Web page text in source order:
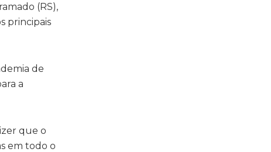
(RS),
principais
de
a
que o
em todo o